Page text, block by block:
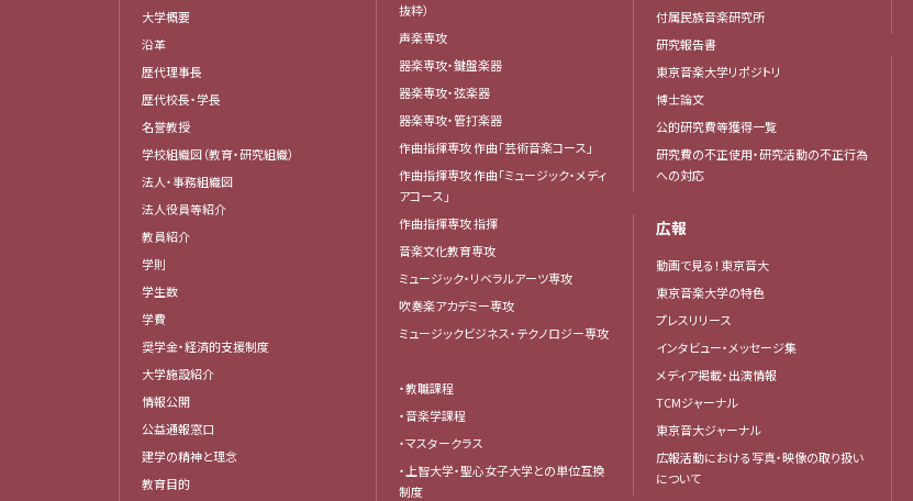
大学概要
沿革
歴代理事長
歴代校長・学長
名誉教授
学校組織図（教育・研究組織）
法人・事務組織図
法人役員等紹介
教員紹介
学則
学生数
学費
奨学金・経済的支援制度
大学施設紹介
情報公開
公益通報窓口
建学の精神と理念
教育目的
抜粋）
声楽専攻
器楽専攻・鍵盤楽器
器楽専攻・弦楽器
器楽専攻・管打楽器
作曲指揮専攻 作曲「芸術音楽コース」
作曲指揮専攻 作曲「ミュージック・メディ
アコース」
作曲指揮専攻 指揮
音楽文化教育専攻
ミュージック・リベラルアーツ専攻
吹奏楽アカデミー専攻
ミュージックビジネス・テクノロジー専攻
・教職課程
・音楽学課程
・マスタークラス
・上智大学・聖心女子大学との単位互換
制度
付属民族音楽研究所
研究報告書
東京音楽大学リポジトリ
博士論文
公的研究費等獲得一覧
研究費の不正使用・研究活動の不正行為
への対応
広報
動画で見る！東京音大
東京音楽大学の特色
プレスリリース
インタビュー・メッセージ集
メディア掲載・出演情報
TCMジャーナル
東京音大ジャーナル
広報活動における写真・映像の取り扱い
について